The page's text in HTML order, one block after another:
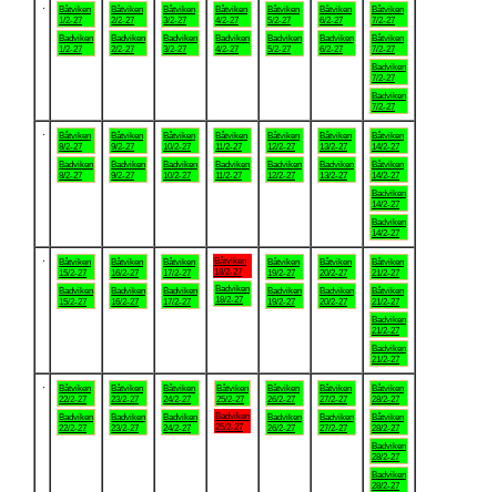
Båtviken
1/2-27
Badviken
1/2-27
Båtviken
2/2-27
Badviken
2/2-27
Båtviken
3/2-27
Badviken
3/2-27
Båtviken
4/2-27
Badviken
4/2-27
Båtviken
5/2-27
Badviken
5/2-27
Båtviken
6/2-27
Badviken
6/2-27
Båtviken
7/2-27
Båtviken
7/2-27
Badviken
7/2-27
Badviken
7/2-27
Båtviken
8/2-27
Badviken
8/2-27
Båtviken
9/2-27
Badviken
9/2-27
Båtviken
10/2-27
Badviken
10/2-27
Båtviken
11/2-27
Badviken
11/2-27
Båtviken
12/2-27
Badviken
12/2-27
Båtviken
13/2-27
Badviken
13/2-27
Båtviken
14/2-27
Båtviken
14/2-27
Badviken
14/2-27
Badviken
14/2-27
Båtviken
15/2-27
Badviken
15/2-27
Båtviken
16/2-27
Badviken
16/2-27
Båtviken
17/2-27
Badviken
17/2-27
Båtviken
18/2-27
Badviken
18/2-27
Båtviken
19/2-27
Badviken
19/2-27
Båtviken
20/2-27
Badviken
20/2-27
Båtviken
21/2-27
Båtviken
21/2-27
Badviken
21/2-27
Badviken
21/2-27
Båtviken
22/2-27
Badviken
22/2-27
Båtviken
23/2-27
Badviken
23/2-27
Båtviken
24/2-27
Badviken
24/2-27
Båtviken
25/2-27
Badviken
25/2-27
Båtviken
26/2-27
Badviken
26/2-27
Båtviken
27/2-27
Badviken
27/2-27
Båtviken
28/2-27
Båtviken
28/2-27
Badviken
28/2-27
Badviken
28/2-27